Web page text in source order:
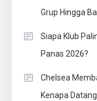
Grup Hingga
Siapa Klub
Panas 2026?
Chelsea
Kenapa